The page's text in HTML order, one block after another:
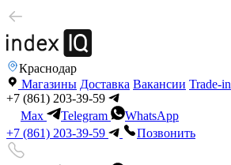
Краснодар
Магазины Доставка Вакансии Trade-in
+7 (861) 203-39-59
Max
Telegram
WhatsApp
+7 (861) 203-39-59
Позвонить